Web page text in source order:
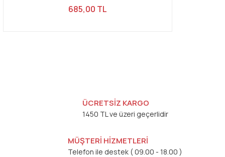
685,00 TL
ÜCRETSİZ KARGO
1450 TL ve üzeri geçerlidir
MÜŞTERİ HİZMETLERİ
Telefon ile destek ( 09.00 - 18.00 )